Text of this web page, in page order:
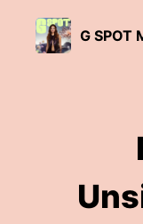
G SPOT